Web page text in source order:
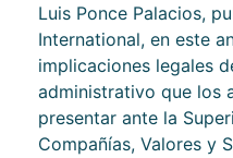
Luis Ponce Palacios,
International, en este
implicaciones legales
administrativo que los
presentar ante la
Compañías, Valores y